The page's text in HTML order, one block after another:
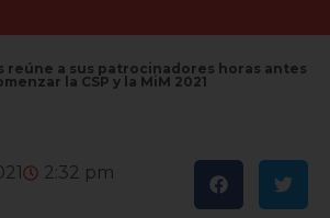
reúne a sus patrocinadores horas antes
la CSP y la MiM 2021
2:32 pm